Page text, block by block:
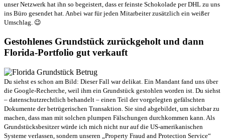
unser Netzwerk hat ihn so begeistert, dass er feinste Schokolade per DHL zu uns
ins Büro gesendet hat. Anbei war für jeden Mitarbeiter zusätzlich ein weißer
Umschlag. 😉
Gestohlenes Grundstück zurückgeholt und dann
Florida-Portfolio gut verkauft
Du siehst es schon am Bild: Dieser Fall war delikat. Ein Mandant fand uns über
die Google-Recherche, weil ihm ein Grundstück gestohlen worden ist. Du siehst
– datenschutzrechtlich behandelt – einen Teil der vorgelegten gefälschten
Dokumente der betrügerischen Transaktion. Sie sind abgebildet, um sichtbar zu
machen, dass man mit solchen plumpen Fälschungen durchkommen kann. Als
Grundstücksbesitzer würde ich mich nicht nur auf die US-amerikanischen
Systeme verlassen, sondern unseren „Property Fraud and Protection Service“